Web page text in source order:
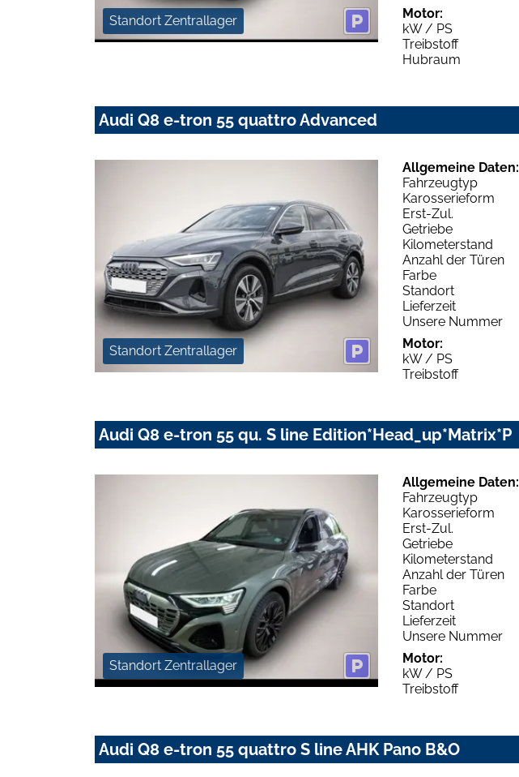
Standort Zentrallager
Motor:
kW / PS
Treibstoff
Hubraum
Audi Q8 e-tron 55 quattro Advanced
Standort Zentrallager
Allgemeine Daten:
Fahrzeugtyp
Karosserieform
Erst-Zul.
Getriebe
Kilometerstand
Anzahl der Türen
Farbe
Standort
Lieferzeit
Unsere Nummer
Motor:
kW / PS
Treibstoff
Audi Q8 e-tron 55 qu. S line Edition*Head_up*Matrix*P
Standort Zentrallager
Allgemeine Daten:
Fahrzeugtyp
Karosserieform
Erst-Zul.
Getriebe
Kilometerstand
Anzahl der Türen
Farbe
Standort
Lieferzeit
Unsere Nummer
Motor:
kW / PS
Treibstoff
Audi Q8 e-tron 55 quattro S line AHK Pano B&O